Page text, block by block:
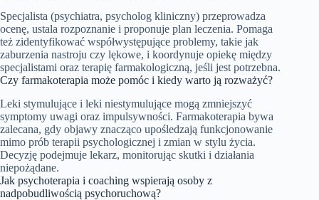
Specjalista (psychiatra, psycholog kliniczny) przeprowadza
ocenę, ustala rozpoznanie i proponuje plan leczenia. Pomaga
też zidentyfikować współwystępujące problemy, takie jak
zaburzenia nastroju czy lękowe, i koordynuje opiekę między
specjalistami oraz terapię farmakologiczną, jeśli jest potrzebna.
Czy farmakoterapia może pomóc i kiedy warto ją rozważyć?
Leki stymulujące i leki niestymulujące mogą zmniejszyć
symptomy uwagi oraz impulsywności. Farmakoterapia bywa
zalecana, gdy objawy znacząco upośledzają funkcjonowanie
mimo prób terapii psychologicznej i zmian w stylu życia.
Decyzję podejmuje lekarz, monitorując skutki i działania
niepożądane.
Jak psychoterapia i coaching wspierają osoby z
nadpobudliwością psychoruchową?